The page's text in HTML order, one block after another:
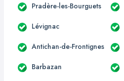
Pradère-les-Bourguets
Lévignac
Antichan-de-Frontignes
Barbazan